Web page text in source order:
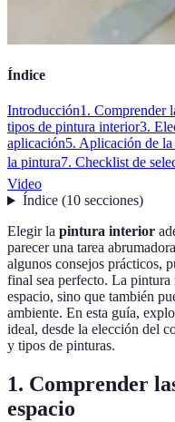
Índice
Introducción1. Comprender
tipos de pintura interior3.
aplicación5. Aplicación de
la pintura7. Checklist de
Video
Índice(10 secciones)
Elegir la pintura interior
parecer una tarea
algunos consejos prácticos,
final sea perfecto. La pintura
espacio, sino que también
ambiente. En esta guía,
ideal, desde la elección del
y tipos de pinturas.
1. Comprender
espacio